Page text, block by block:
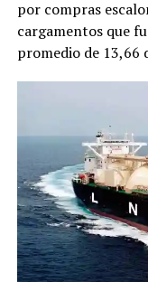
por compras
cargamentos que
promedio de 13,66